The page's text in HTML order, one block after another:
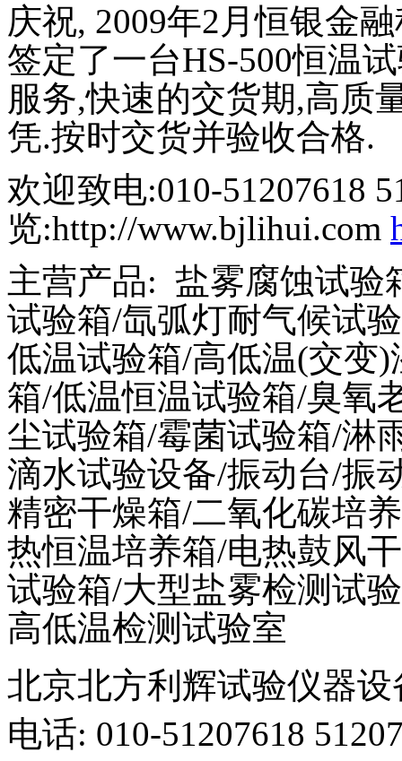
庆祝, 2009年2 月恒银金
签定了一台HS-500恒温
服务,快速的交货期,高质
凭.按时交货并验收合格.
欢迎致电:010-51207618
览:http://www.bjlihui.com
主营产品: 盐雾腐蚀试验
试验箱/氙弧灯耐气候试
低温试验箱/高低温(交变)
箱/低温恒温试验箱/臭氧
尘试验箱/霉菌试验箱/淋
滴水试验设备/振动台/振
精密干燥箱/二氧化碳培
热恒温培养箱/电热鼓风
试验箱/大型盐雾检测试
高低温检测试验室
北京北方利辉试验仪器
电话: 010-51207618